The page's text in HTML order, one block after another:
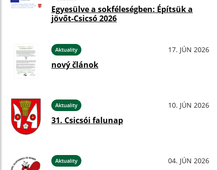
Egyesülve a sokféleségben: Építsük a
jövőt-Csicsó 2026
Aktuality 17. JÚN 2026
nový článok
Aktuality 10. JÚN 2026
31. Csicsói falunap
Aktuality 04. JÚN 2026